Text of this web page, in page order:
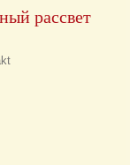
рассвет